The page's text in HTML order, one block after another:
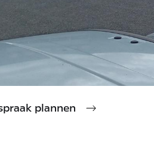
plannen